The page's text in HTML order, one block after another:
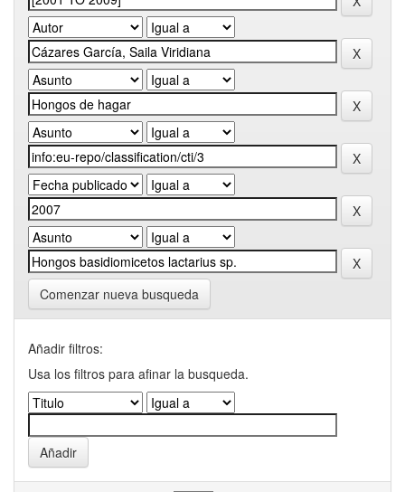
Comenzar nueva busqueda
Añadir filtros:
Usa los filtros para afinar la busqueda.